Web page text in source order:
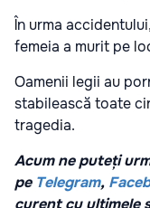
În urma
femeia a murit pe
Oamenii legii au
stabilească toate
tragedia.
Acum ne puteți
pe Telegram,
curent cu ultimele